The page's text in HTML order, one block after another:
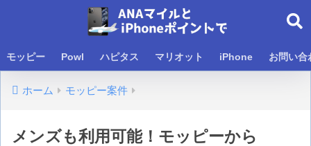
モッピー Powl ハピタス マリオット iPhone お問い合
ホーム モッピー案件
メンズも利用可能！モッピーから